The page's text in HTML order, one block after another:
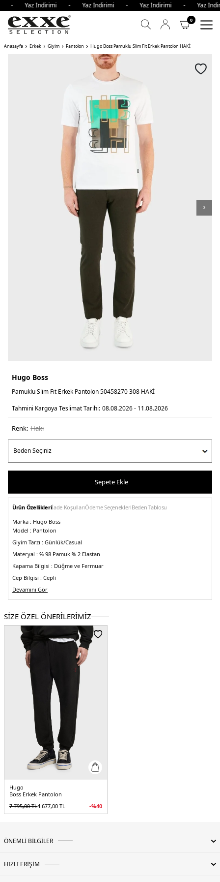
- Yaz İndirimi - Yaz İndirimi - Yaz İndirimi -
0
Anasayfa Erkek Giyim Pantolon Hugo Boss Pamuklu Slim Fit Erkek Pantolon HAKİ
Hugo Boss
Pamuklu Slim Fit Erkek Pantolon 50458270 308 HAKİ
Tahmini Kargoya Teslimat Tarihi: 08.08.2026 - 11.08.2026
Renk: haki̇
Sepete Ekle
Ürün Özellikleriİade KoşullarıÖdeme SeçenekleriBeden Tablosu
Marka : Hugo Boss
Model : Pantolon
Giyim Tarzı : Günlük/Casual
Materyal : % 98 Pamuk % 2 Elastan
Kapama Bilgisi : Düğme ve Fermuar
Cep Bilgisi : Cepli
Kalıp Bilgisi :Slim Fit
Manken Ölçüsü :Kilo : 86 kg / Boy : 1.90 cm / Göğüs : 105 cm / Bel : 83 cm /
Üretim Yeri :Vietnam
5DK150458270308.65
Devamını Gör
SİZE ÖZEL ÖNERİLERİMİZ
Hugo
Boss Erkek Pantolon
7.795,00TL4.677,00 TL -%40
ÖNEMLİ BİLGİLER
HIZLI ERİŞİM